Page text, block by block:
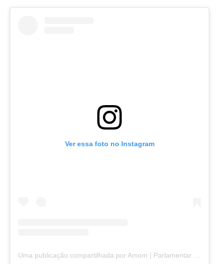
Ver essa foto no Instagram